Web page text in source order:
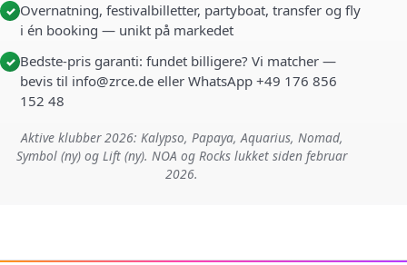
✓ Overnatning, festivalbilletter, partyboat, transfer og fly
i én booking — unikt på markedet
✓ Bedste-pris garanti: fundet billigere? Vi matcher —
bevis til info@zrce.de eller WhatsApp +49 176 856
152 48
Aktive klubber 2026: Kalypso, Papaya, Aquarius, Nomad,
Symbol (ny) og Lift (ny). NOA og Rocks lukket siden februar
2026.